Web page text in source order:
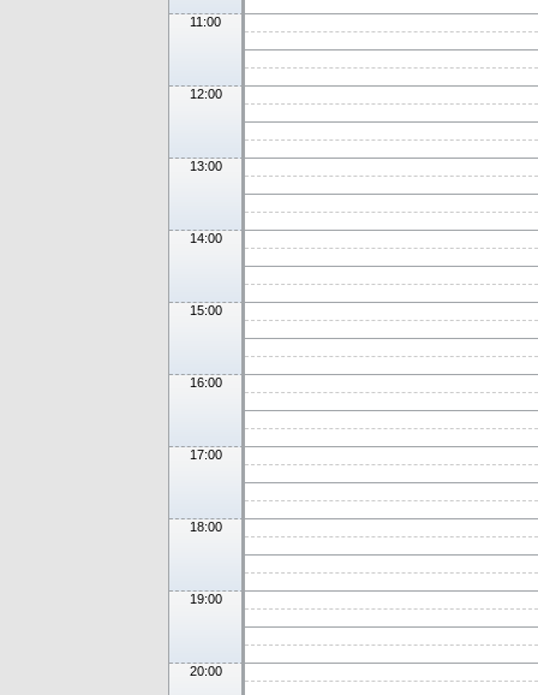
11:00
12:00
13:00
14:00
15:00
16:00
17:00
18:00
19:00
20:00